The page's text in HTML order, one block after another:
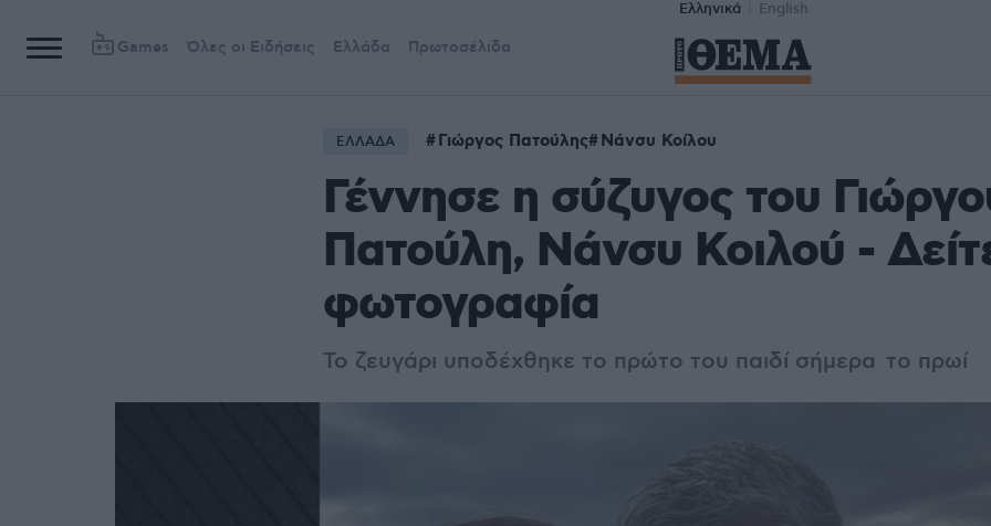
Ελληνικά English
Games Όλες οι Ειδήσεις Ελλάδα Πρωτοσέλιδα
ΕΛΛΑΔΑ Γιώργος Πατούλης Νάνσυ Κοίλου
Γέννησε η σύζυγος του
Πατούλη, Νάνσυ Κοιλού -
φωτογραφία
Το ζευγάρι υποδέχθηκε το πρώτο του παιδί σήμερα το πρωί